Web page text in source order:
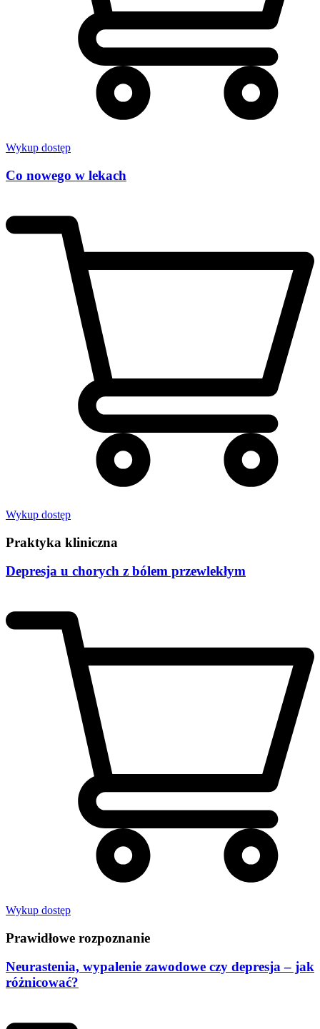
Wykup dostęp
Co nowego w lekach
Wykup dostęp
Praktyka kliniczna
Depresja u chorych z bólem przewlekłym
Wykup dostęp
Prawidłowe rozpoznanie
Neurastenia, wypalenie zawodowe czy depresja – jak
różnicować?